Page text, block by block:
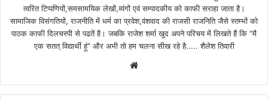
त्वरित टिप्पणियों,समसामयिक लेखों,व्यंगों एवं सम्पादकीय को काफी सराहा जाता है।
सामाजिक विसंगतियों, राजनीति में धर्म का प्रवेश,वंशवाद की राजसी राजनिति जैसे स्तम्भों को
पाठक काफी दिलचस्पी से पढतें है। जबकि राजेश शर्मा खुद अपने परिचय में लिखते हैं कि "मै
एक सतत् विद्यार्थी हूं" और अभी तो हम चलना सीख रहे है..... शैलेश तिवारी
b